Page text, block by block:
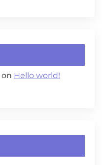
on Hello world!